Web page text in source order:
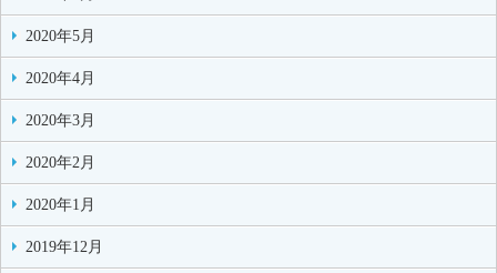
2020年5月
2020年4月
2020年3月
2020年2月
2020年1月
2019年12月